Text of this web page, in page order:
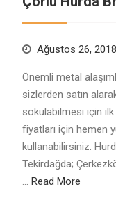
Ağustos 26, 2018
Önemli metal
sizlerden satın
sokulabilmesi için
fiyatları için hemen
kullanabilirsiniz.
Tekirdağda;
… Read More